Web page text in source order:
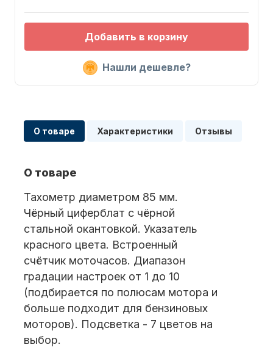
Винты
Масла для лодочных моторов
Автохолодильник KYODA
Дистанционное управление
Добавить в корзину
Нашли дешевле?
О товаре Характеристики Отзывы
О товаре
Тахометр диаметром 85 мм.
Чёрный циферблат с чёрной
стальной окантовкой. Указатель
красного цвета. Встроенный
счётчик моточасов. Диапазон
градации настроек от 1 до 10
(подбирается по полюсам мотора и
больше подходит для бензиновых
моторов). Подсветка - 7 цветов на
выбор.